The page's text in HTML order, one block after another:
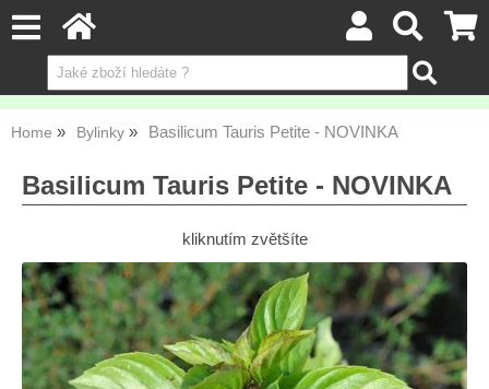
Home Bylinky Basilicum Tauris Petite - NOVINKA
Basilicum Tauris Petite - NOVINKA
kliknutím zvětšíte